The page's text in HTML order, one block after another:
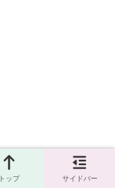
トップ サイドバー